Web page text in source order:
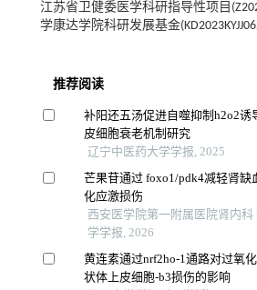
江苏省卫健委医学科研指导性项目
学康达学院科研发展基金